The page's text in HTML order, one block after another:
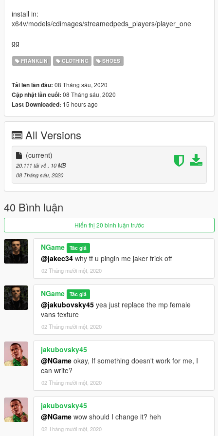
install in:
x64v/models/cdimages/streamedpeds_players/player_one
gg
FRANKLIN CLOTHING SHOES
Tải lên lần đầu: 08 Tháng sáu, 2020
Cập nhật lần cuối: 08 Tháng sáu, 2020
Last Downloaded: 15 hours ago
All Versions
(current)
20.111 tải về, 10 MB
08 Tháng sáu, 2020
40 Bình luận
Hiển thị 20 bình luận trước
NGame Tác giả
@jakec34 why tf u pingin me jaker frick off
02 Tháng mười một, 2020
NGame Tác giả
@jakubovsky45 yea just replace the mp female
vans texture
02 Tháng mười một, 2020
jakubovsky45
@NGame okay, If something doesn't work for me, I
can write?
02 Tháng mười một, 2020
jakubovsky45
@NGame wow should I change it? heh
02 Tháng mười một, 2020